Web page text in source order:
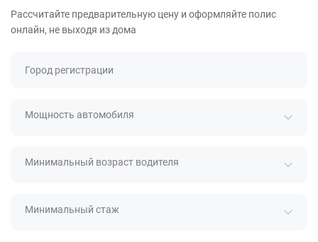
Рассчитайте предварительную цену и оформляйте полис
онлайн, не выходя из дома
Город регистрации
Мощность автомобиля
Минимальный возраст водителя
Минимальный стаж